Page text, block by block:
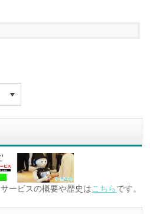
ービスの概要や歴史はこちらです。